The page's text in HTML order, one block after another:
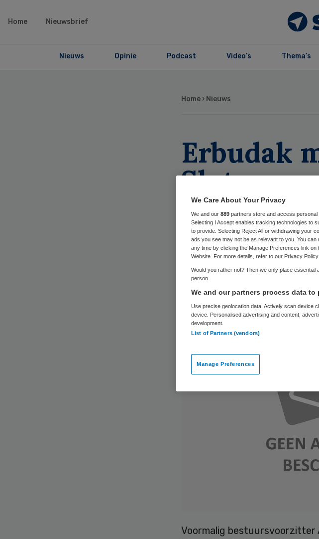
Home Nieuwsbrief
Nieuws Opinie Podcast Video’s Thema’s
Home › Nieuws
Erbudak
betalen
Skipr Redactie 5
Voormalig bestuursvoorzitter
We Care About Your Privacy
We and our 889 partners store and access personal
Selecting I Accept enables tracking technologies to
to provide. Selecting Reject All or withdrawing your
ads you see may not be as relevant to you. You
any time by clicking the Manage Preferences link
Website. For more details, refer to our Privacy Policy.
Would you rather not? Then we only place
person
We and our partners process data to
Use precise geolocation data. Actively scan device
device. Personalised advertising and content,
development.
List of Partners (vendors)
Manage Preferences